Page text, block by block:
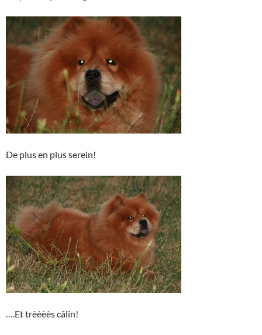
De plus en plus serein!
….Et trèèèès câlin!